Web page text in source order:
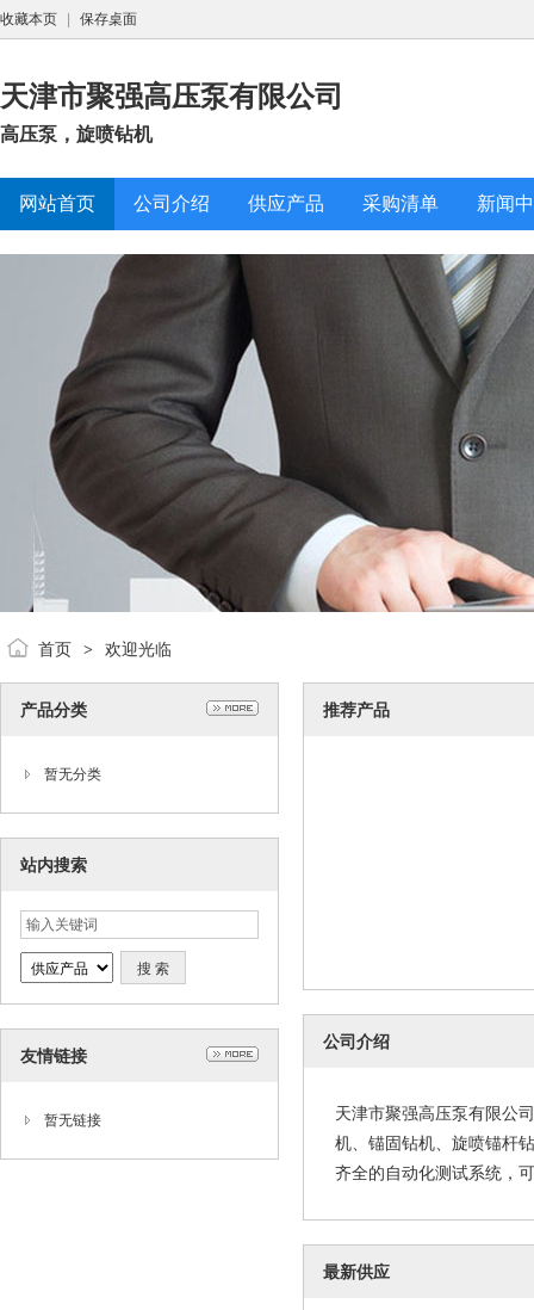
收藏本页 保存桌面
天津市聚强高压泵有限公司
高压泵，旋喷钻机
网站首页 公司介绍 供应产品 采购清单 新闻
首页 > 欢迎光临
产品分类
暂无分类
站内搜索
友情链接
暂无链接
推荐产品
公司介绍
天津市聚强高压泵有限公
机、锚固钻机、旋喷锚杆
齐全的自动化测试系统，
最新供应